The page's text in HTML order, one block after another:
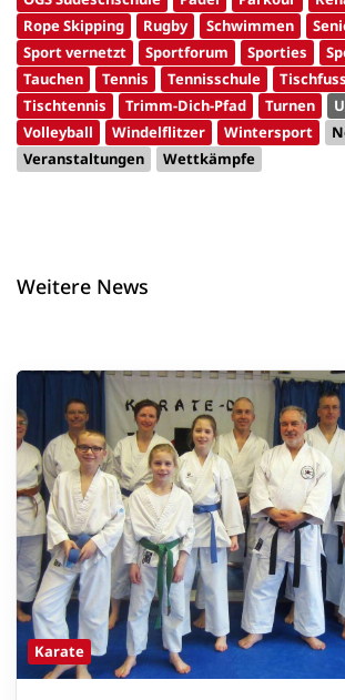
Rope Skipping
Rugby Schwimmen
Sport vernetzt
Sportforum Sporties
Tauchen
Tennis Tennisschule
Tischtennis
Trimm-Dich-Pfad Turnen
Volleyball
Windelflitzer Wintersport
Veranstaltungen
Wettkämpfe
Weitere News
Karate